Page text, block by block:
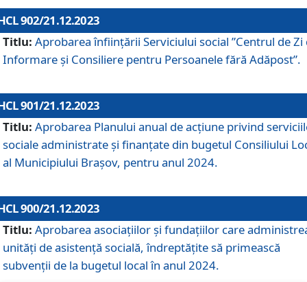
902/21.12.2023
Titlu: Aprobarea înființării Serviciului social ”Centrul de Zi
Informare și Consiliere pentru Persoanele fără Adăpost”.
901/21.12.2023
Titlu: Aprobarea Planului anual de acțiune privind
sociale administrate și finanțate din bugetul Consiliului
al Municipiului Brașov, pentru anul 2024.
900/21.12.2023
Titlu: Aprobarea asociațiilor şi fundațiilor care
unități de asistenţă socială, îndreptăţite să primească
subvenţii de la bugetul local în anul 2024.